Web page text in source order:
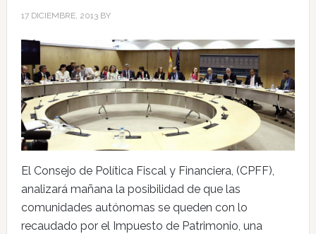
17 DICIEMBRE, 2013BY
El Consejo de Política Fiscal y Financiera, (CPFF),
analizará mañana la posibilidad de que las
comunidades autónomas se queden con lo
recaudado por el Impuesto de Patrimonio, una